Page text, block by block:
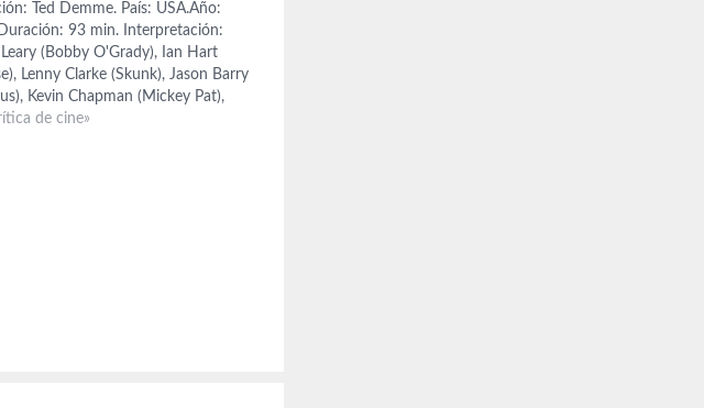
Ted Demme. País: USA.Año:
93 min. Interpretación:
(Bobby O'Grady), Ian Hart
Lenny Clarke (Skunk), Jason Barry
Kevin Chapman (Mickey Pat),
MacDonald (Gallivan), John Diehl
de cine»